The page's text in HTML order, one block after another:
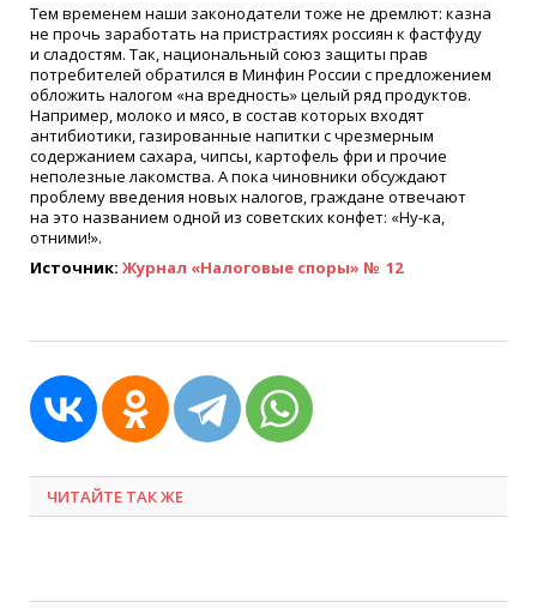
Тем временем наши законодатели тоже не дремлют: казна
не прочь заработать на пристрастиях россиян к фастфуду
и сладостям. Так, национальный союз защиты прав
потребителей обратился в Минфин России с предложением
обложить налогом «на вредность» целый ряд продуктов.
Например, молоко и мясо, в состав которых входят
антибиотики, газированные напитки с чрезмерным
содержанием сахара, чипсы, картофель фри и прочие
неполезные лакомства. А пока чиновники обсуждают
проблему введения новых налогов, граждане отвечают
на это названием одной из советских конфет: «Ну-ка,
отними!».
Источник: Журнал «Налоговые споры» № 12
ЧИТАЙТЕ ТАК ЖЕ